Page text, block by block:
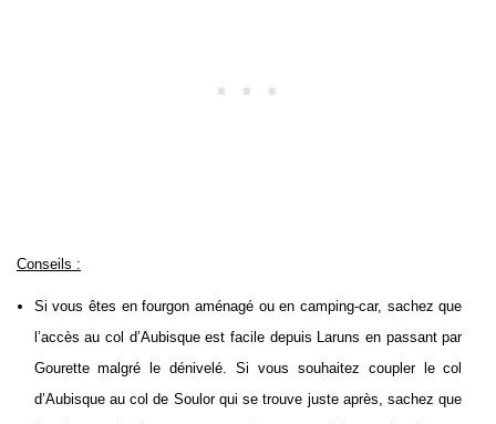
Conseils :
Si vous êtes en fourgon aménagé ou en camping-car, sachez que
l’accès au col d’Aubisque est facile depuis Laruns en passant par
Gourette malgré le dénivelé. Si vous souhaitez coupler le col
d’Aubisque au col de Soulor qui se trouve juste après, sachez que